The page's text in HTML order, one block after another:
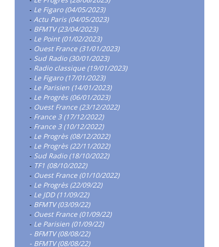
- Le Figaro (04/05/2023)
- Actu Paris (04/05/2023)
- BFMTV (23/04/2023)
- Le Point (01/02/2023)
- Ouest France (31/01/2023)
- Sud Radio (30/01/2023)
- Radio classique (19/01/2023)
- Le Figaro (17/01/2023)
- Le Parisien (14/01/2023)
- Le Progrès (06/01/2023)
- Ouest France (23/12/2022)
- France 3 (17/12/2022)
- France 3 (10/12/2022)
- Le Progrès (08/12/2022)
- Le Progrès (22/11/2022)
- Sud Radio (18/10/2022)
- TF1 (08/10/2022)
- Ouest France (01/10/2022)
- Le Progrès (22/09/22)
- Le JDD (11/09/22)
- BFMTV (03/09/22)
- Ouest France (01/09/22)
- Le Parisien (01/09/22)
- BFMTV (08/08/22)
- BFMTV (08/08/22)